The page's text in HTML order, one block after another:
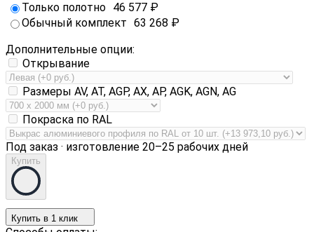
Только полотно 46 577 ₽
Обычный комплект 63 268 ₽
Дополнительные опции:
Открывание
Размеры AV, AT, AGP, AX, AP, AGK, AGN, AG
Покраска по RAL
Под заказ · изготовление 20–25 рабочих дней
Купить
Купить в 1 клик